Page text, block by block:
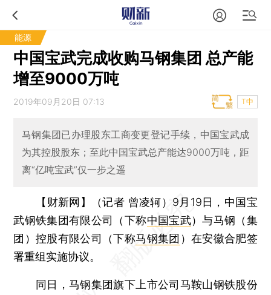
能源
中国宝武完成收购马钢集团 总产能
增至9000万吨
2019年09月20日 07:13 T中
马钢集团已办理股东工商变更登记手续，中国宝武成
为其控股股东；至此中国宝武总产能达9000万吨，距
离“亿吨宝武”仅一步之遥
【财新网】（记者 曾凌轲） 9月19日，中国宝
武钢铁集团有限公司（下称中国宝武）与马钢（集
团）控股有限公司（下称马钢集团 ）在安徽合肥签
署重组实施协议。
同日，马钢集团旗下上市公司马鞍山钢铁股份